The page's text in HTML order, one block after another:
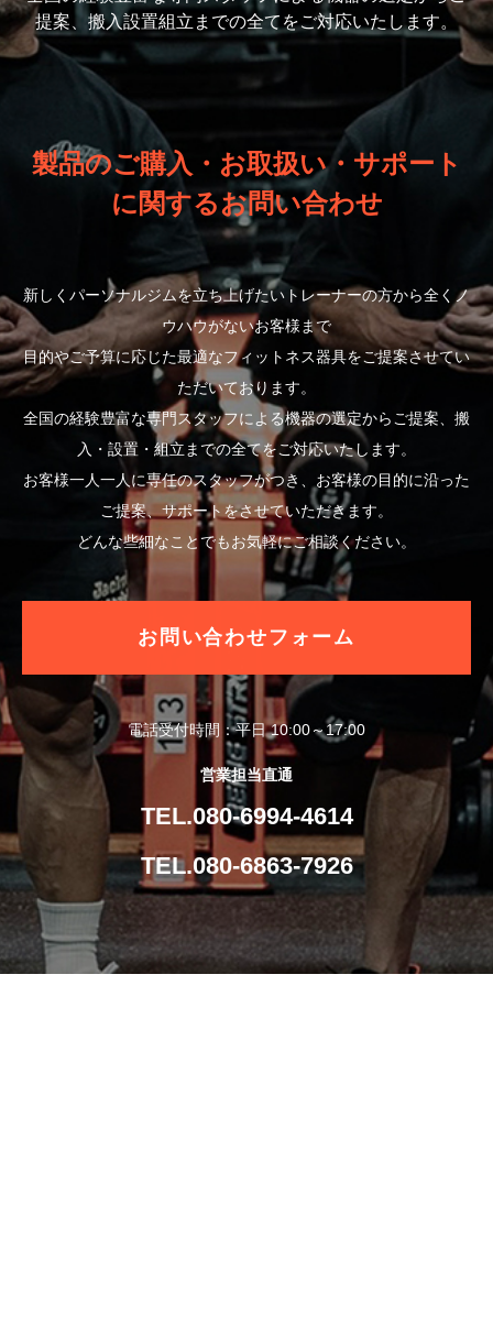
提案、搬入設置組立までの全てをご対応いたします。
製品のご購入・お取扱い・サポート
に関するお問い合わせ
新しくパーソナルジムを立ち上げたいトレーナーの方から全くノ
ウハウがないお客様まで
目的やご予算に応じた最適なフィットネス器具をご提案させてい
ただいております。
全国の経験豊富な専門スタッフによる機器の選定からご提案、搬
入・設置・組立までの全てをご対応いたします。
お客様一人一人に専任のスタッフがつき、お客様の目的に沿った
ご提案、サポートをさせていただきます。
どんな些細なことでもお気軽にご相談ください。
お問い合わせフォーム
電話受付時間：平日 10:00～17:00
営業担当直通
TEL.080-6994-4614
TEL.080-6863-7926